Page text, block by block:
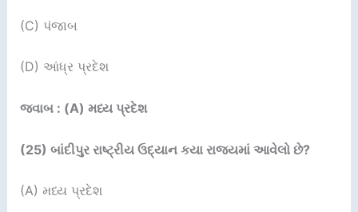
(C) પંજાબ
(D) આંધ્ર પ્રદેશ
જવાબ : (A) મધ્ય પ્રદેશ
(25) બાંદીપુર રાષ્ટ્રીય ઉદ્યાન કયા રાજ્યમાં આવેલો છે?
(A) મધ્ય પ્રદેશ